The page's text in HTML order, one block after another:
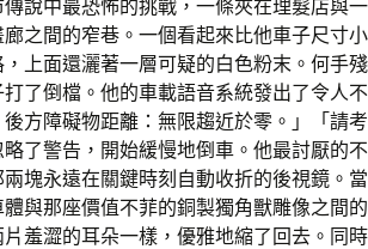
說中最恐怖的挑戰，一條夾在理髮店與一
之間的窄巷。一個看起來比他車子尺寸小
上面還灑著一層可疑的白色粉末。何手殘
了倒檔。他的車載語音系統發出了令人不
方障礙物距離：無限趨近於零。」「請考
了警告，開始緩慢地倒車。他最討厭的不
塊永遠在關鍵時刻自動收折的後視鏡。當
與那座價值不菲的銅製獨角獸雕像之間的
羞澀的耳朵一樣，優雅地縮了回去。同時